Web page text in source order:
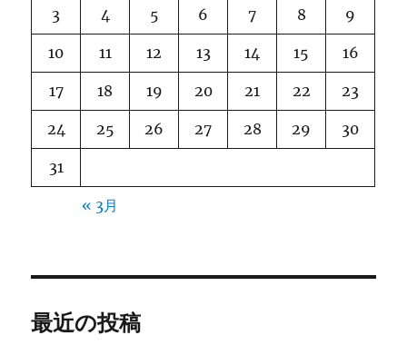
3 4 5 6 7 8 9
10 11 12 13 14 15 16
17 18 19 20 21 22 23
24 25 26 27 28 29 30
31
« 3月
最近の投稿